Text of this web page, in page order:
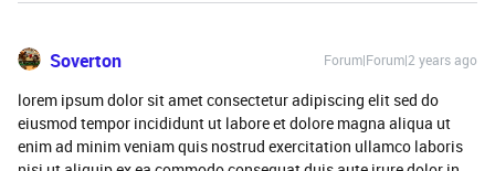
Soverton Forum|Forum|2 years ago
lorem ipsum dolor sit amet consectetur adipiscing elit sed do
eiusmod tempor incididunt ut labore et dolore magna aliqua ut
enim ad minim veniam quis nostrud exercitation ullamco laboris